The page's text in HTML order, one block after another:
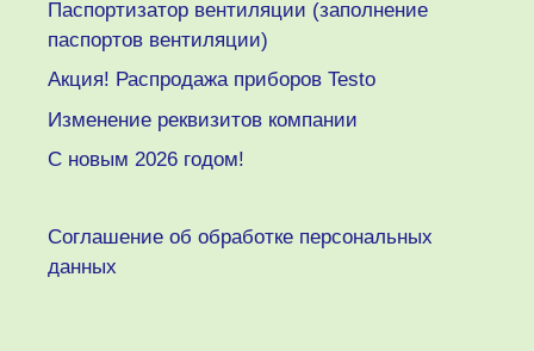
Паспортизатор вентиляции (заполнение
паспортов вентиляции)
Акция! Распродажа приборов Testo
Изменение реквизитов компании
C новым 2026 годом!
Соглашение об обработке персональных
данных